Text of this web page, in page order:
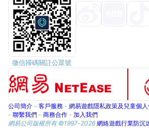
微信掃碼關註公眾號
公司簡介- 客戶服務- 網易遊戲隱私政策及兒童個
- 聯繫我們- 商務合作- 加入我們
網易公司版權所有 ©1997-2026 網絡遊戲行業防沉